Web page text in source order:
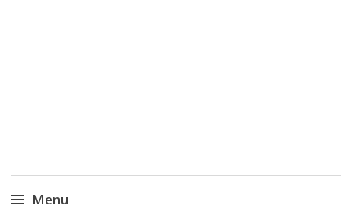
Menu